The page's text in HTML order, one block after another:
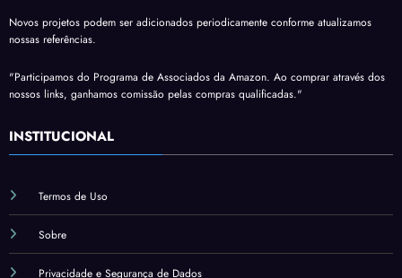
Novos projetos podem ser adicionados periodicamente conforme atualizamos
nossas referências.
"Participamos do Programa de Associados da Amazon. Ao comprar através dos
nossos links, ganhamos comissão pelas compras qualificadas."
INSTITUCIONAL
Termos de Uso
Sobre
Privacidade e Segurança de Dados